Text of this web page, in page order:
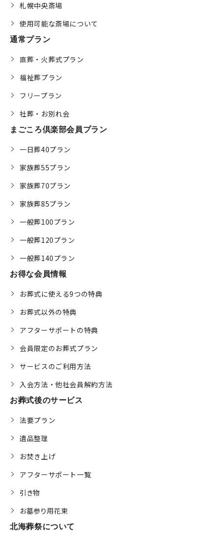
札幌中央斎場
使用可能な斎場について
通常プラン
直葬・火葬式プラン
福祉葬プラン
フリープラン
社葬・お別れ会
まごころ倶楽部会員プラン
一日葬40プラン
家族葬55プラン
家族葬70プラン
家族葬85プラン
一般葬100プラン
一般葬120プラン
一般葬140プラン
お得な会員情報
お葬式に使える9つの特典
お葬式以外の特典
アフターサポートの特典
会員限定のお葬式プラン
サービスのご利用方法
入会方法・他社会員解約方法
お葬式後のサービス
法要プラン
遺品整理
お焚き上げ
アフターサポート一覧
引き物
お墓参り用花束
北海葬祭について